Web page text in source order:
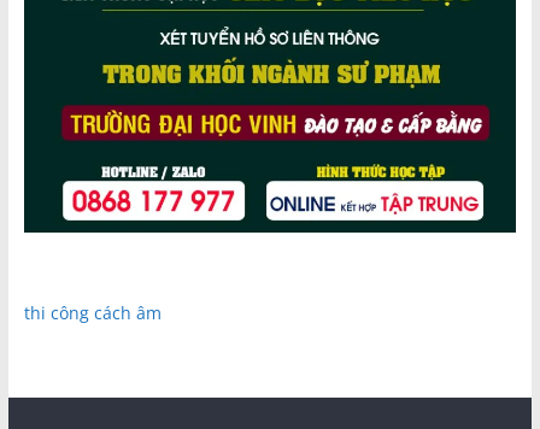
thi công cách âm